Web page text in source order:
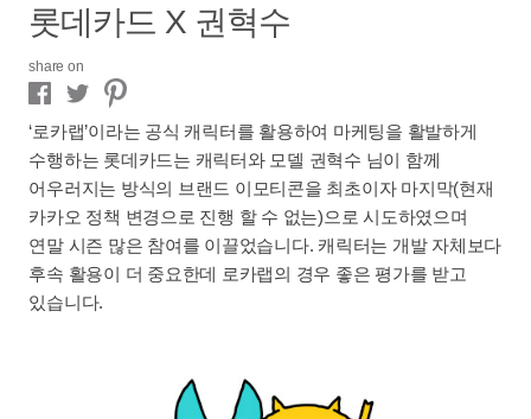
롯데카드 X 권혁수
share on
‘로카랩’이라는 공식 캐릭터를 활용하여 마케팅을 활발하게
수행하는 롯데카드는 캐릭터와 모델 권혁수 님이 함께
어우러지는 방식의 브랜드 이모티콘을 최초이자 마지막(현재
카카오 정책 변경으로 진행 할 수 없는)으로 시도하였으며
연말 시즌 많은 참여를 이끌었습니다. 캐릭터는 개발 자체보다
후속 활용이 더 중요한데 로카랩의 경우 좋은 평가를 받고
있습니다.